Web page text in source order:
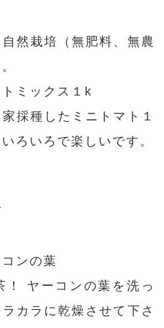
然栽培（無肥料、無農
ミックス１k
採種したミニトマト１
ろいろで楽しいです。
ンの葉
！ ヤーコンの葉を洗っ
カラに乾燥させて下さ